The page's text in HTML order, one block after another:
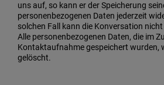
uns auf, so kann er der Speicherung
personenbezogenen Daten jederzeit
solchen Fall kann die Konversation
Alle personenbezogenen Daten, die im
Kontaktaufnahme gespeichert wurden,
gelöscht.